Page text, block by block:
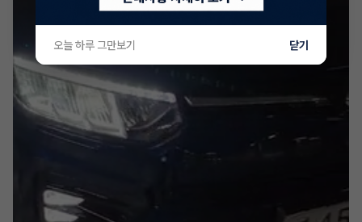
오늘 하루 그만보기 닫기